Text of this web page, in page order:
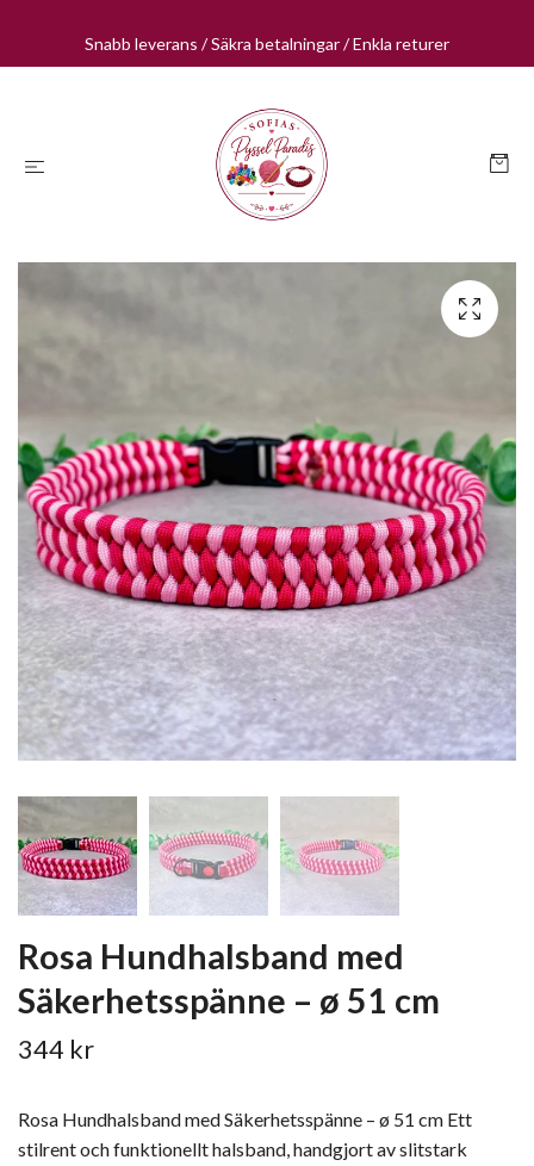
Snabb leverans / Säkra betalningar / Enkla returer
Rosa Hundhalsband med
Säkerhetsspänne – ø 51 cm
344 kr
Rosa Hundhalsband med Säkerhetsspänne – ø 51 cm Ett
stilrent och funktionellt halsband, handgjort av slitstark